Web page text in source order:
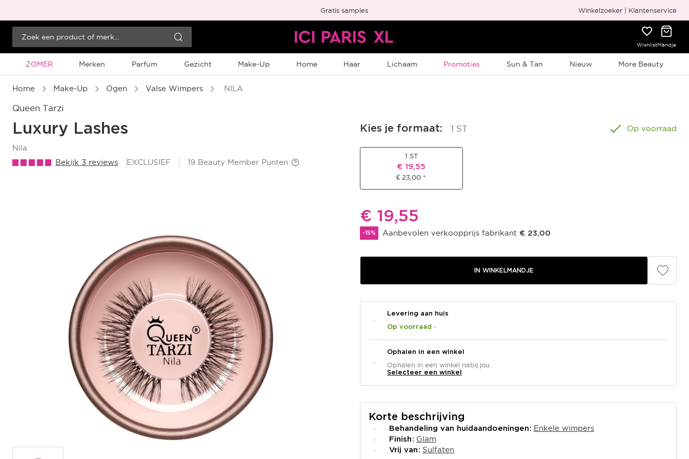
Gratis samples Gratis cadeauverpakking
Winkelzoeker Klantenservice
WishlistMandje
Tijdelijke Promotie
ZOMER Merken Parfum Gezicht Make-Up Home Haar Lichaam Tijdelijke Promotie
Promoties Sun & Tan Nieuw More Beauty
Home Make-Up Ogen Valse Wimpers NILA
Queen Tarzi
Luxury Lashes
nila
Bekijk 3 reviews
EXCLUSIEF 19 Beauty Member Punten
Kies je formaat: 1 ST Op voorraad
1 ST
Kortingsprijs
€ 19,55
€ 23,00
Kortingsprijs
€ 19,55
-15% Aanbevolen verkoopprijs fabrikant € 23,00
IN WINKELMANDJE
Levering aan huis
Op voorraad -
Ophalen in een winkel
Ophalen in een winkel nabij jou.
Selecteer een winkel
Korte beschrijving
Behandeling van huidaandoeningen Enkele wimpers
Finish Glam
Vrij van Sulfaten